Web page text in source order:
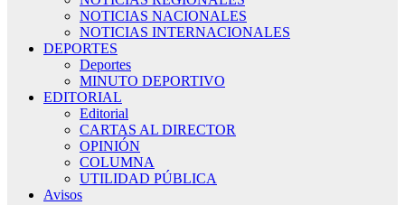
NOTICIAS NACIONALES
NOTICIAS INTERNACIONALES
DEPORTES
Deportes
MINUTO DEPORTIVO
EDITORIAL
Editorial
CARTAS AL DIRECTOR
OPINIÓN
COLUMNA
UTILIDAD PÚBLICA
Avisos